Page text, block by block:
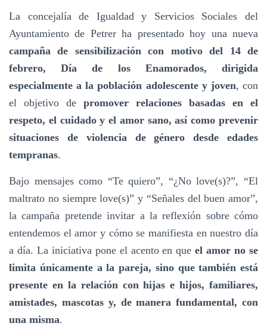
La concejalía de Igualdad y Servicios Sociales del
Ayuntamiento de Petrer ha presentado hoy una nueva
campaña de sensibilización con motivo del 14 de
febrero, Día de los Enamorados, dirigida
especialmente a la población adolescente y joven, con
el objetivo de promover relaciones basadas en el
respeto, el cuidado y el amor sano, así como prevenir
situaciones de violencia de género desde edades
tempranas.
Bajo mensajes como “Te quiero”, “¿No love(s)?”, “El
maltrato no siempre love(s)” y “Señales del buen amor”,
la campaña pretende invitar a la reflexión sobre cómo
entendemos el amor y cómo se manifiesta en nuestro día
a día. La iniciativa pone el acento en queel amor no se
limita únicamente a la pareja, sino que también está
presente en la relación con hijas e hijos, familiares,
amistades, mascotas y, de manera fundamental, con
una misma.